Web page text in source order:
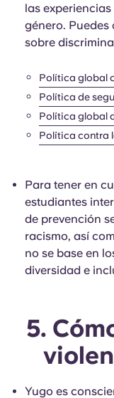
las
género.
sobre
Política global
Política de
Política global
Política contra
Para tener en
estudiantes
de prevención
racismo, así
no se base en
diversidad e
5.
Yugo es